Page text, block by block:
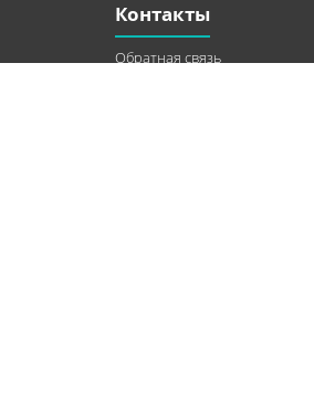
Контакты
Обратная связь